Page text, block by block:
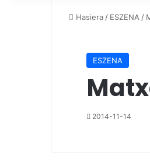
Hasiera / ESZENA /
ESZENA
2014-11-14